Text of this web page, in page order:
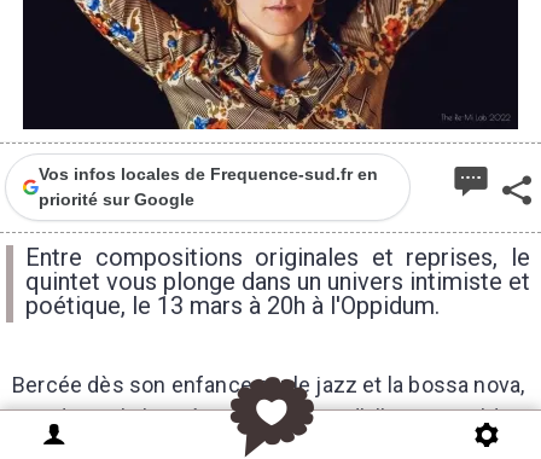
Vos infos locales de Frequence-sud.fr en
priorité sur Google
Entre compositions originales et reprises, le
quintet vous plonge dans un univers intimiste et
poétique, le 13 mars à 20h à l'Oppidum.
Bercée dès son enfance par le jazz et la bossa nova,
Maud Revol s’imprègne des scats d’Ella Fitzgerald et
Sarah Vaughan. À quinze ans, elle s’initie au chant